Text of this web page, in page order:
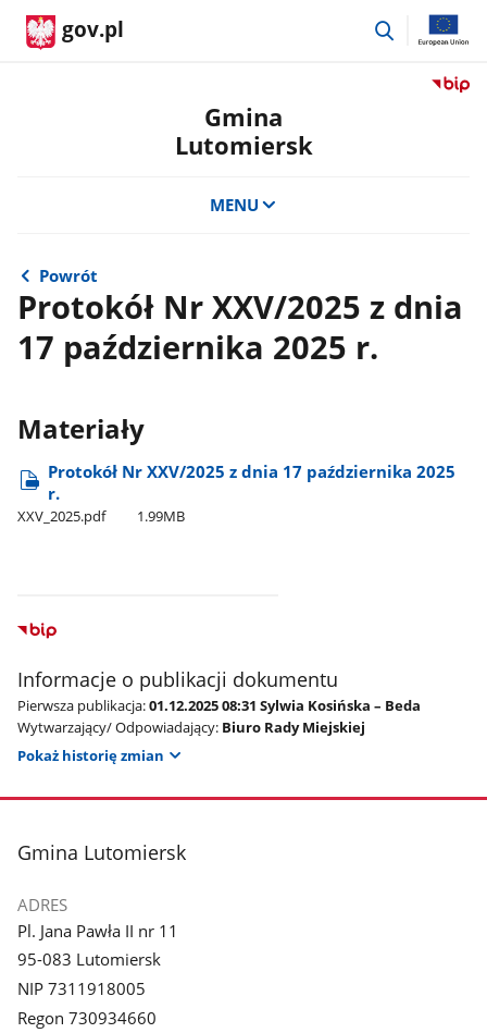
gov.pl
przejdź
Przejdź
Gmina
Lutomiersk
MENU
Powrót
Protokół Nr XXV/2025 z dnia
17 października 2025 r.
Materiały
Protokół Nr XXV/2025 z dnia 17 października 2025
r.
XXV​_2025.pdf 1.99MB
Informacje o publikacji dokumentu
Pierwsza publikacja:01.12.2025 08:31 Sylwia Kosińska – Beda
Wytwarzający/ Odpowiadający: Biuro Rady Miejskiej
Pokaż historię zmian
stopka
Gmina Lutomiersk
ADRES
Pl. Jana Pawła II nr 11
95-083 Lutomiersk
NIP 7311918005
Regon 730934660